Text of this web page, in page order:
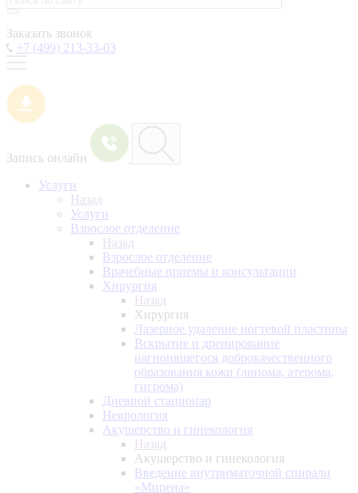
Заказать звонок
+7 (499) 213-33-03
Запись онлайн
Услуги
Назад
Услуги
Взрослое отделение
Назад
Взрослое отделение
Врачебные приемы и консультации
Хирургия
Назад
Хирургия
Лазерное удаление ногтевой пластины
Вскрытие и дренирование
нагноившегося доброкачественного
образования кожи (липома, атерома,
гигрома)
Дневной стационар
Неврология
Акушерство и гинекология
Назад
Акушерство и гинекология
Введение внутриматочной спирали
«Мирена»